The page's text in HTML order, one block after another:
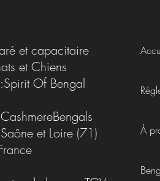
et capacitaire
et Chiens
Of Bengal
et Loire (71)
À